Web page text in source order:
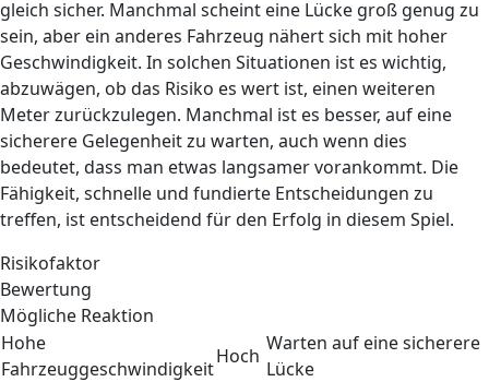
gleich sicher. Manchmal scheint eine Lücke groß genug zu
sein, aber ein anderes Fahrzeug nähert sich mit hoher
Geschwindigkeit. In solchen Situationen ist es wichtig,
abzuwägen, ob das Risiko es wert ist, einen weiteren
Meter zurückzulegen. Manchmal ist es besser, auf eine
sicherere Gelegenheit zu warten, auch wenn dies
bedeutet, dass man etwas langsamer vorankommt. Die
Fähigkeit, schnelle und fundierte Entscheidungen zu
treffen, ist entscheidend für den Erfolg in diesem Spiel.
Risikofaktor
Bewertung
Mögliche Reaktion
Hohe
Fahrzeuggeschwindigkeit
Hoch
Warten auf eine sicherere
Lücke